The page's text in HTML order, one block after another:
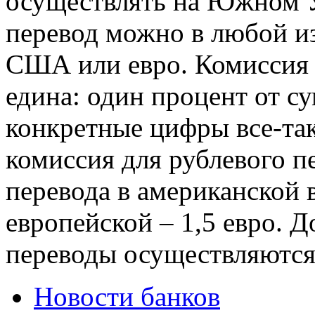
перевод можно в любой
США или евро. Комиссия
едина: один процент от
конкретные цифры все-
комиссия для рублевого
перевода в
европейской – 1,5 евро.
переводы
Новости банков